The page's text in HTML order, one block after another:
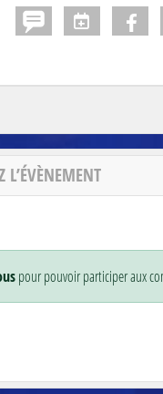
L’ÉVÈNEMENT
pour pouvoir participer aux